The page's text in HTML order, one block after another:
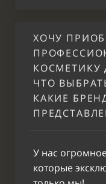
ХОЧУ
КОСМЕТИКУ
ЧТО
КАКИЕ
У нас
которые